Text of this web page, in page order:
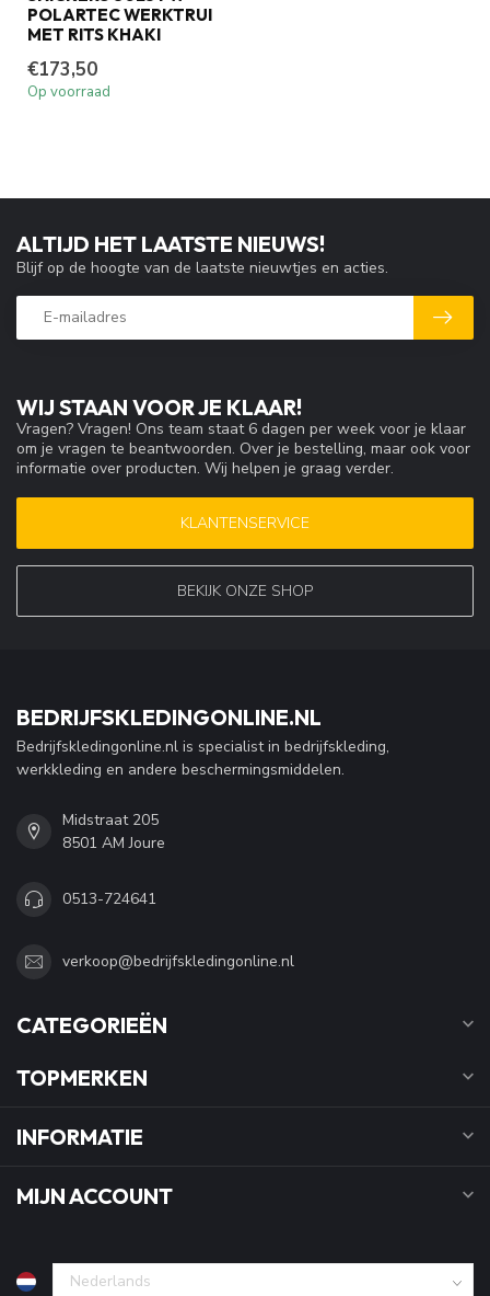
POLARTEC WERKTRUI
MET RITS KHAKI
€173,50
Op voorraad
WIJ STAAN VOOR JE KLAAR!
Vragen? Vragen! Ons team staat 6 dagen per week voor je klaar
om je vragen te beantwoorden. Over je bestelling, maar ook voor
informatie over producten. Wij helpen je graag verder.
KLANTENSERVICE
BEKIJK ONZE SHOP
ALTIJD HET LAATSTE NIEUWS!
Blijf op de hoogte van de laatste nieuwtjes en acties.
BEDRIJFSKLEDINGONLINE.NL
Bedrijfskledingonline.nl is specialist in bedrijfskleding,
werkkleding en andere beschermingsmiddelen.
Midstraat 205
8501 AM Joure
0513-724641
verkoop@bedrijfskledingonline.nl
CATEGORIEËN
TOPMERKEN
INFORMATIE
MIJN ACCOUNT